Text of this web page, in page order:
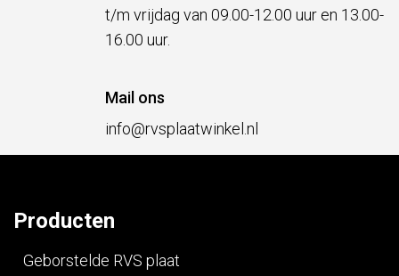
t/m vrijdag van 09.00-12.00 uur en 13.00-
16.00 uur.
Mail ons
info@rvsplaatwinkel.nl
Producten
Geborstelde RVS plaat